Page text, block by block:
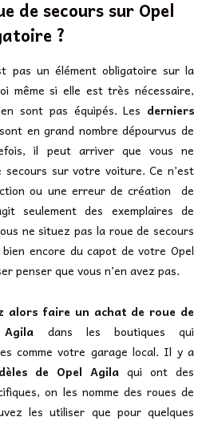
de secours sur Opel
?
pas un élément obligatoire sur la
même si elle est très nécessaire,
sont pas équipés. Les derniers
en grand nombre dépourvus de
il peut arriver que vous ne
secours sur votre voiture. Ce n’est
ou une erreur de création de
seulement des exemplaires de
ne situez pas la roue de secours
encore du capot de votre Opel
penser que vous n’en avez pas.
alors faire un achat de roue de
dans les boutiques qui
comme votre garage local. Il y a
de Opel Agila qui ont des
on les nomme des roues de
les utiliser que pour quelques